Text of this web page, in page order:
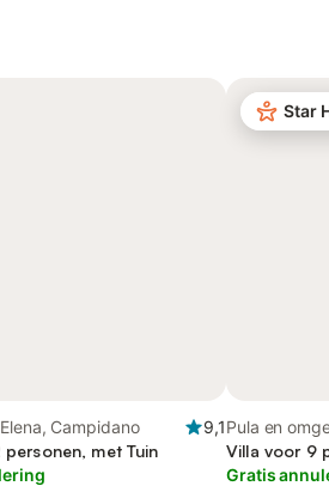
Campidano
9,1
met Tuin
Star
Pula en
Cagliari
Villa voor 9
Gratis